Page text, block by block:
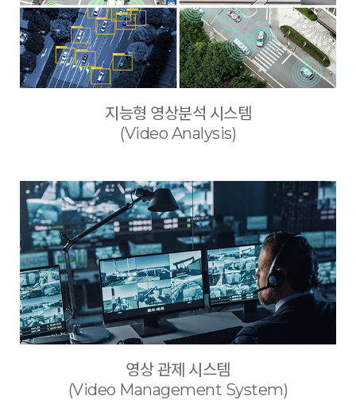
지능형 영상분석 시스템
(Video Analysis)
영상 관제 시스템
(Video Management System)